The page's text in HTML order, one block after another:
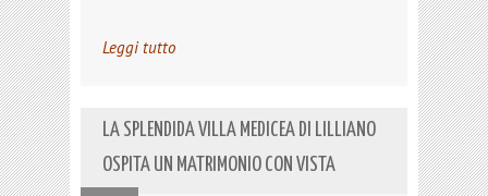
Leggi tutto
LA SPLENDIDA VILLA MEDICEA DI LILLIANO
OSPITA UN MATRIMONIO CON VISTA